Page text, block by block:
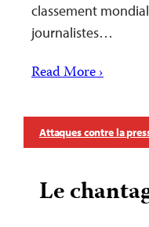
classement
journalistes…
Read More ›
Attaques contre la
Le